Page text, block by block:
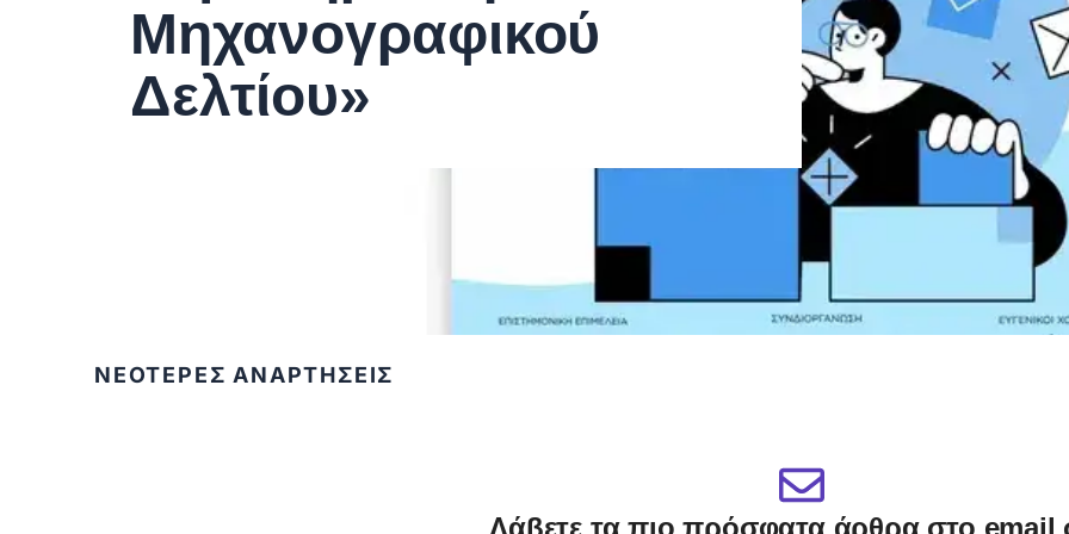
Μηχανογραφικού
Δελτίου»
ΝΕΟΤΕΡΕΣ ΑΝΑΡΤΗΣΕΙΣ